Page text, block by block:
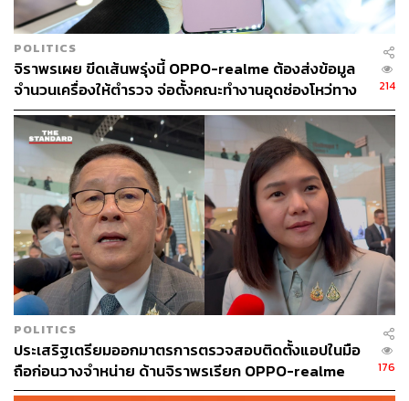
พิเศษหมายเลข 18 0001 9097 ให้บริการช่วยเหลือผู้บริโภคที่
ได้รับผลกระทบตลอด 24 ชั่วโมง แต่ยังไม่มีการระบุถึง
แนวทางการเยียวยาที่เป็นรูปธรรม เช่น การชดเชยความเสีย
หายทางการเงินหรือการแก้ไขปัญหาหนี้สินที่อาจเกิดขึ้น
บริษัทเพียงแจ้งว่าจะร่วมมือกับหน่วยงานภาครัฐและองค์กร
อิสระต่างๆ เพื่อให้ความช่วยเหลือทางกฎหมายแก่ผู้ได้รับผลก
ระทบ และจะประสานงานกับธนาคารแห่งประเทศไทยและ
กระทรวงการคลัง เพื่อขอคำแนะนำเพิ่มเติมในการดำเนิน
การต่อไป
ท้ายที่สุด ผู้บริหาร OPPO กล่าวว่า “ขออภัยอย่างสุดซึ้งกับสิ่ง
ที่เกิดขึ้นกับผู้ได้รับผลกระทบและผู้ที่ได้รับความกังวล” ก่อน
ลุกขึ้นไหว้และเดินออกไป สิ้นสุดการแถลงข่าวในระยะเวลา
ไม่ถึง 15 นาที กลายเป็นประเด็นที่ยังคลุมเครือและไม่ชัดเจน
ต่อไป
POLITICS
จิราพรเผย ขีดเส้นพรุ่งนี้ OPPO-realme ต้องส่งข้อมูล
จำนวนเครื่องให้ตำรวจ จ่อตั้งคณะทำงานอุดช่องโหว่ทาง
กฎหมาย
214
POLITICS
ประเสริฐเตรียมออกมาตรการตรวจสอบติดตั้งแอปในมือ
ถือก่อนวางจำหน่าย ด้านจิราพรเรียก OPPO-realme
สอบเพิ่มบ่ายนี้
176